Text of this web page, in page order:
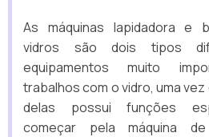
As máquinas lapidadora e
vidros são dois tipos
equipamentos muito
trabalhos com o vidro, uma vez
delas possui funções
começar pela máquina